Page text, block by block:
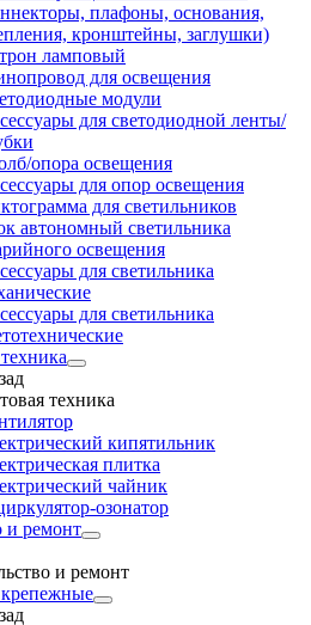
плафоны, основания,
кронштейны, заглушки)
ламповый
для освещения
модули
для светодиодной ленты/
опора освещения
для опор освещения
для светильников
автономный светильника
освещения
для светильника
для светильника
техника
кипятильник
плитка
чайник
озонатор
и ремонт
и ремонт